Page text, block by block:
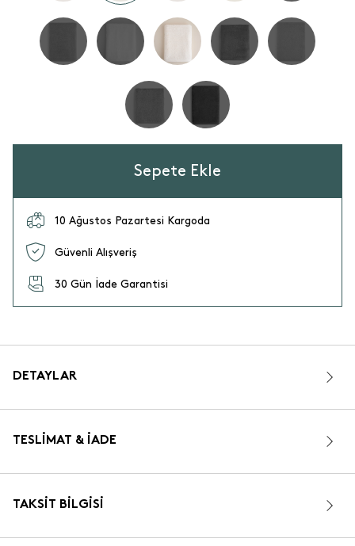
Sepete Ekle
10 Ağustos Pazartesi Kargoda
Güvenli Alışveriş
30 Gün İade Garantisi
DETAYLAR
TESLIMAT & İADE
TAKSIT BILGISI